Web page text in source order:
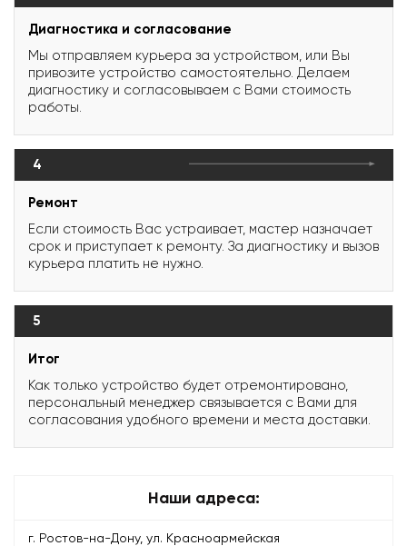
Диагностика и согласование
Мы отправляем курьера за устройством, или Вы
привозите устройство самостоятельно. Делаем
диагностику и согласовываем с Вами стоимость
работы.
4
Ремонт
Если стоимость Вас устраивает, мастер назначает
срок и приступает к ремонту. За диагностику и вызов
курьера платить не нужно.
5
Итог
Как только устройство будет отремонтировано,
персональный менеджер связывается с Вами для
согласования удобного времени и места доставки.
Наши адреса:
г. Ростов-на-Дону, ул. Красноармейская